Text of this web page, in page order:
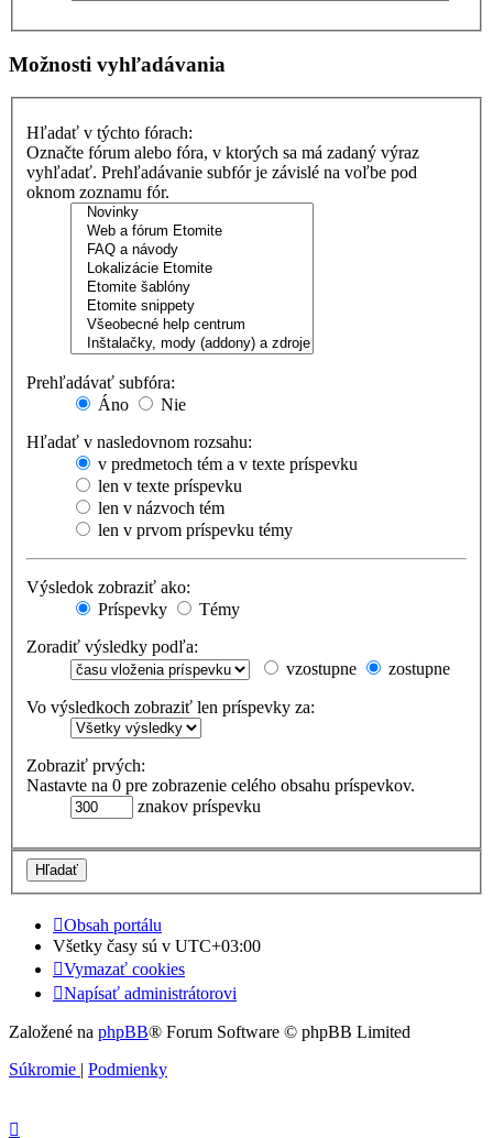
Možnosti vyhľadávania
Hľadať v týchto fórach:
Označte fórum alebo fóra, v ktorých sa má zadaný výraz
vyhľadať. Prehľadávanie subfór je závislé na voľbe pod
oknom zoznamu fór.
Prehľadávať subfóra:
Áno
Nie
Hľadať v nasledovnom rozsahu:
v predmetoch tém a v texte príspevku
len v texte príspevku
len v názvoch tém
len v prvom príspevku témy
Výsledok zobraziť ako:
Príspevky
Témy
Zoradiť výsledky podľa:
vzostupne
zostupne
Vo výsledkoch zobraziť len príspevky za:
Zobraziť prvých:
Nastavte na 0 pre zobrazenie celého obsahu príspevkov.
znakov príspevku
Obsah portálu
Všetky časy sú v UTC+03:00
Vymazať cookies
Napísať administrátorovi
Založené na phpBB® Forum Software © phpBB Limited
Súkromie | Podmienky